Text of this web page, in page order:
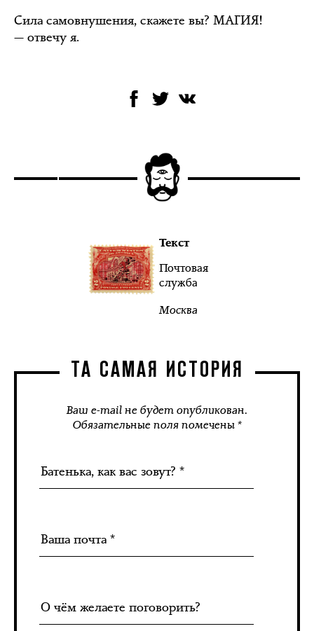
Сила самовнушения, скажете вы? МАГИЯ!
— отвечу я.
Текст
Почтовая
служба
Москва
ТА САМАЯ ИСТОРИЯ
Ваш e-mail не будет опубликован.
Обязательные поля помечены *